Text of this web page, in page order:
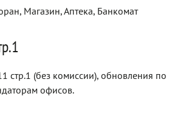
Магазин, Аптека, Банкомат
стр.1 (без комиссии), обновления по
офисов.